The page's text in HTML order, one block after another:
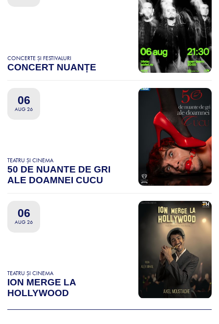
CONCERTE ȘI FESTIVALURI
CONCERT NUANȚE
06
AUG 26
TEATRU ȘI CINEMA
50 DE NUANTE DE GRI
ALE DOAMNEI CUCU
06
AUG 26
TEATRU ȘI CINEMA
ION MERGE LA
HOLLYWOOD